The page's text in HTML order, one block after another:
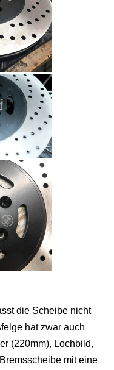
die Scheibe nicht
hat zwar auch
(220mm), Lochbild,
mit eine